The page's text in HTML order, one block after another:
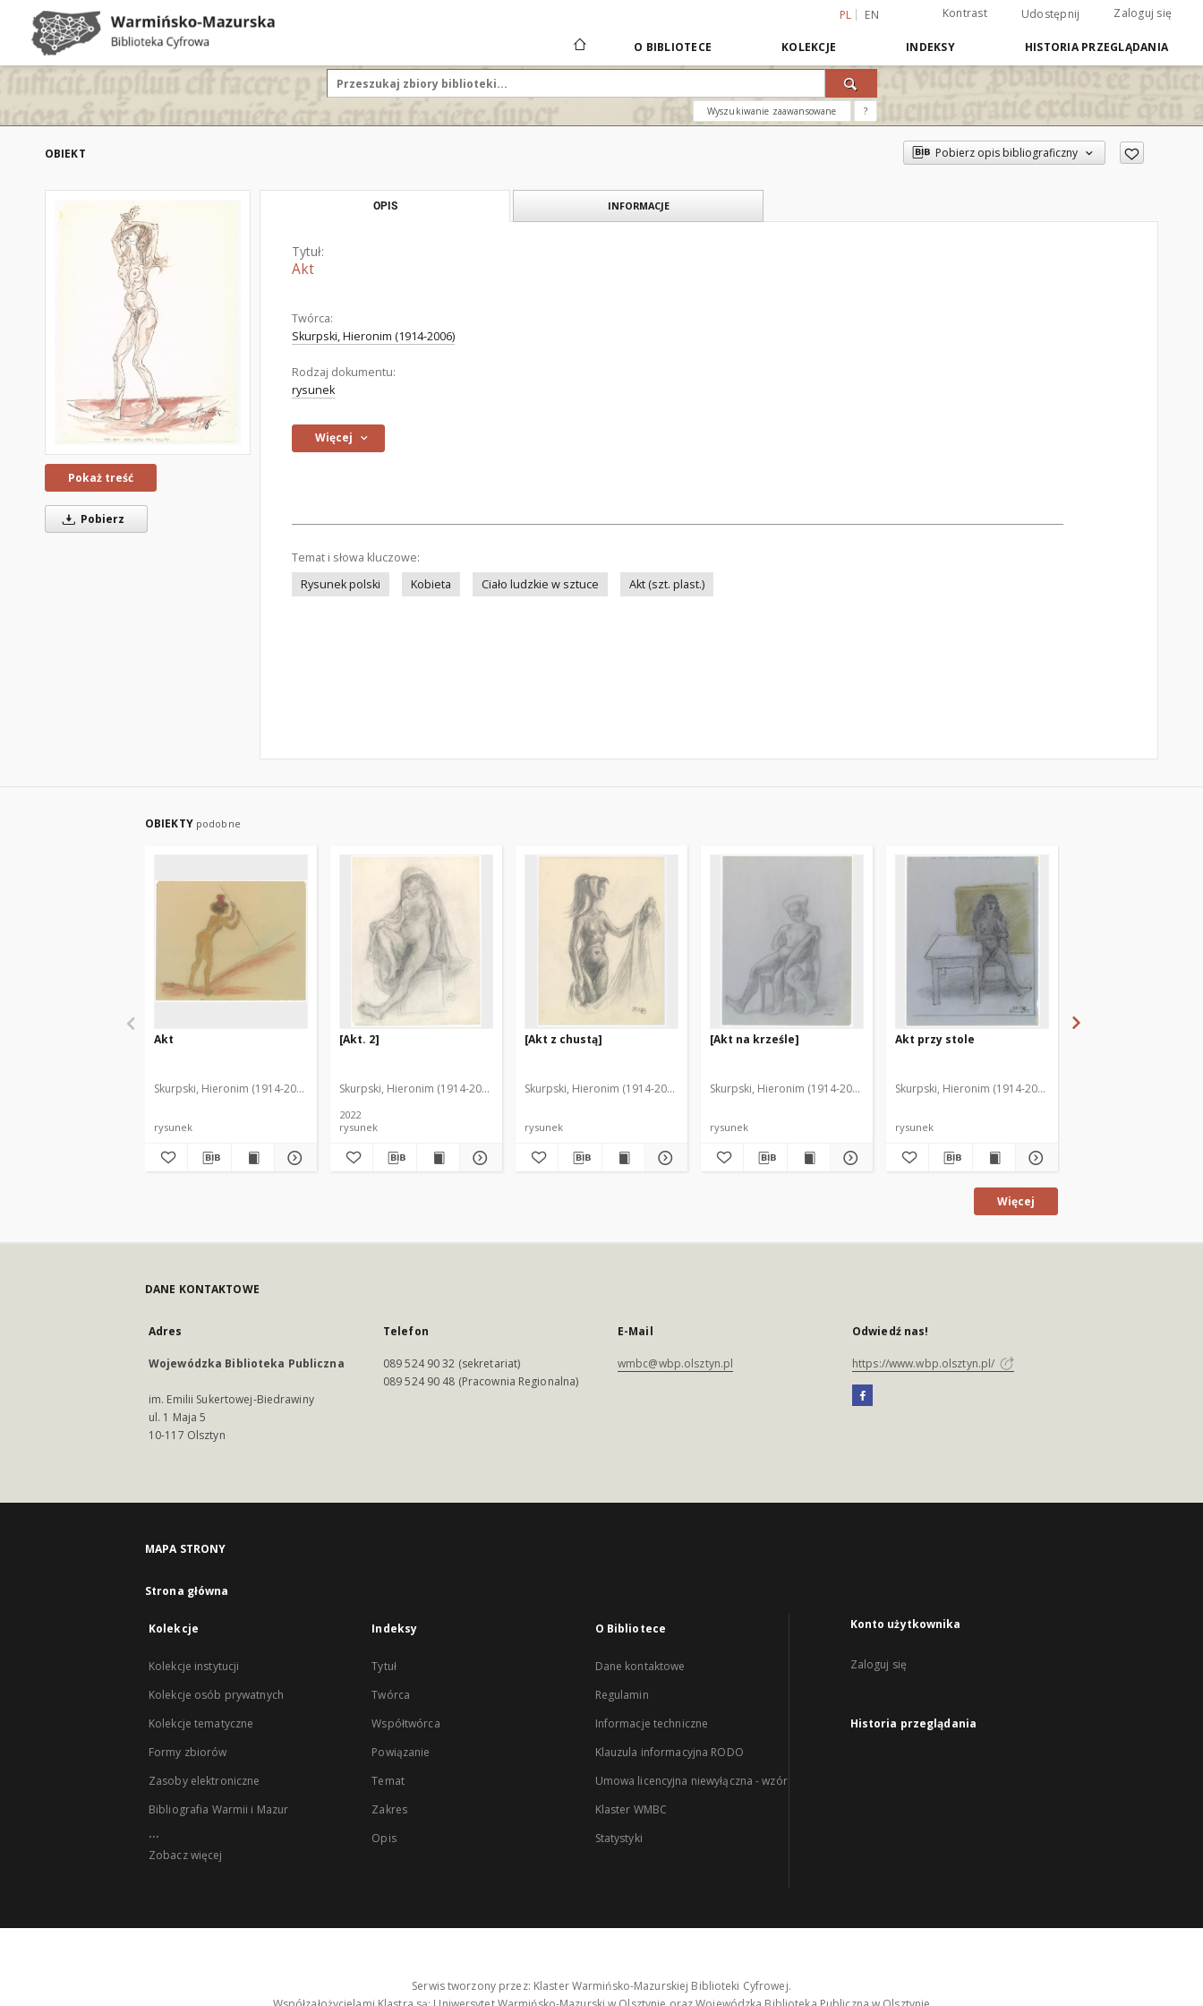
PL EN Kontrast Udostępnij Zaloguj się
O BIBLIOTECE KOLEKCJE INDEKSY HISTORIA PRZEGLĄDANIA
Wyszukiwanie zaawansowane ?
OBIEKT Pobierz opis bibliograficzny
Pokaż treść
Pobierz
OPIS INFORMACJE
Tytuł:
Akt
Twórca:
Skurpski, Hieronim (1914-2006)
Rodzaj dokumentu:
rysunek
Więcej
Temat i słowa kluczowe:
Rysunek polski
Kobieta Ciało ludzkie w sztuce Akt (szt. plast.)
OBIEKTY podobne
Akt
Skurpski, Hieronim (1914-2006)
rysunek
[Akt. 2]
Skurpski, Hieronim (1914-2006)
2022
rysunek
[Akt z chustą]
Skurpski, Hieronim (1914-2006)
rysunek
[Akt na krześle]
Skurpski, Hieronim (1914-2006)
rysunek
Akt przy stole
Skurpski, Hieronim (1914-2006)
rysunek
Więcej
DANE KONTAKTOWE
Adres
Wojewódzka Biblioteka Publiczna
im. Emilii Sukertowej-Biedrawiny
ul. 1 Maja 5
10-117 Olsztyn
Telefon
089 524 90 32 (sekretariat)
089 524 90 48 (Pracownia Regionalna)
E-Mail
wmbc@wbp.olsztyn.pl
Odwiedź nas!
https://www.wbp.olsztyn.pl/
MAPA STRONY
Strona główna
Kolekcje
Kolekcje instytucji
Kolekcje osób prywatnych
Kolekcje tematyczne
Formy zbiorów
Zasoby elektroniczne
Bibliografia Warmii i Mazur
...
Zobacz więcej
Indeksy
Tytuł
Twórca
Współtwórca
Powiązanie
Temat
Zakres
Opis
O Bibliotece
Dane kontaktowe
Regulamin
Informacje techniczne
Klauzula informacyjna RODO
Umowa licencyjna niewyłączna - wzór
Klaster WMBC
Statystyki
Konto użytkownika
Zaloguj się
Historia przeglądania
Serwis tworzony przez: Klaster Warmińsko-Mazurskiej Biblioteki Cyfrowej.